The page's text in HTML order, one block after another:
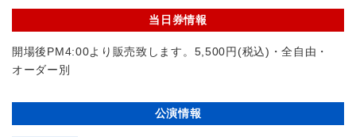
当日券情報
開場後PM4:00より販売致します。5,500円(税込)・全自由・
オーダー別
公演情報